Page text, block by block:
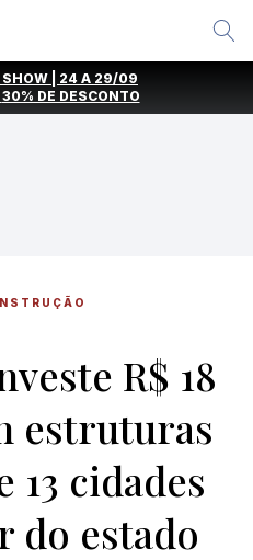
SHOW | 24 A 29/09
30% DE DESCONTO
R$ 18
estruturas
13 cidades
do estado